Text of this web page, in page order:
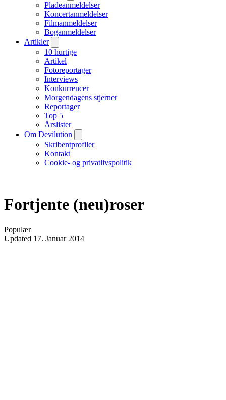
Pladeanmeldelser
Koncertanmeldelser
Filmanmeldelser
Boganmeldelser
Artikler
10 hurtige
Artikel
Fotoreportager
Interviews
Konkurrencer
Morgendagens stjerner
Reportager
Top 5
Årslister
Om Devilution
Skribentprofiler
Kontakt
Cookie- og privatlivspolitik
Fortjente (neu)roser
Populær
Updated 17. Januar 2014